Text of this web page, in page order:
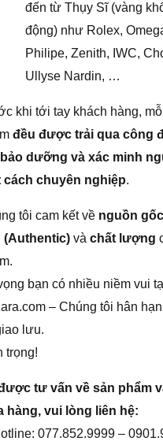
đến từ Thụy Sĩ (vàng
động) như Rolex,
Philipe, Zenith, IWC,
Ullyse Nardin, …
khi tới tay khách hàng,
đều được trải qua công
dưỡng và xác minh
cách chuyên nghiệp.
tôi cam kết về nguồn
(Authentic) và chất lượng
bạn có nhiều niềm vui
– Chúng tôi hân
lưu.
trọng!
tư vấn về sản phẩm
hàng, vui lòng liên hệ:
077.852.9999 –